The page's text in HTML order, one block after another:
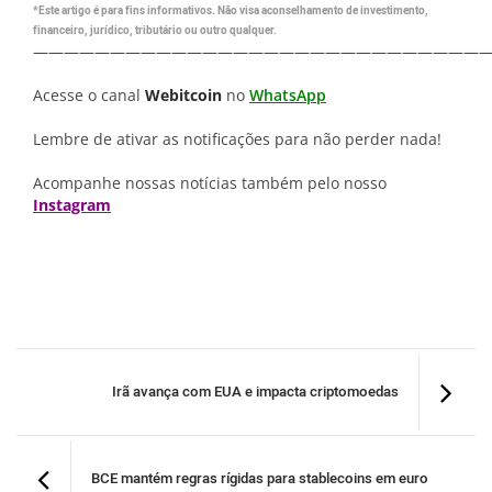
*Este artigo é para fins informativos. Não visa aconselhamento de investimento,
financeiro, jurídico, tributário ou outro qualquer.
Acesse o canal Webitcoin no WhatsApp
Lembre de ativar as notificações para não perder nada!
Acompanhe nossas notícias também pelo nosso
Instagram
Irã avança com EUA e impacta criptomoedas
BCE mantém regras rígidas para stablecoins em euro